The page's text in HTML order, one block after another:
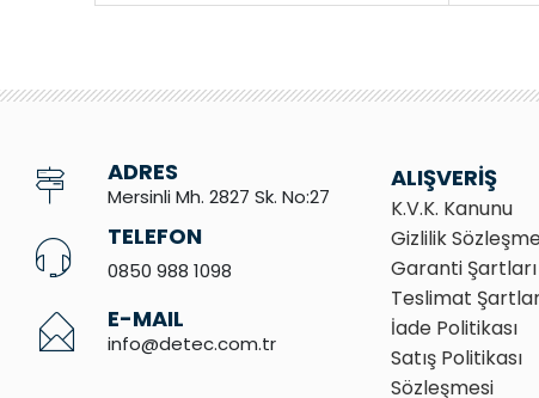
ADRES
Mersinli Mh. 2827 Sk. No:27
TELEFON
0850 988 1098
E-MAIL
info@detec.com.tr
ALIŞVERİŞ
K.V.K. Kanunu
Gizlilik
Garanti Şartları
Teslimat
İade Politikası
Satış Politikası
Sözleşmesi